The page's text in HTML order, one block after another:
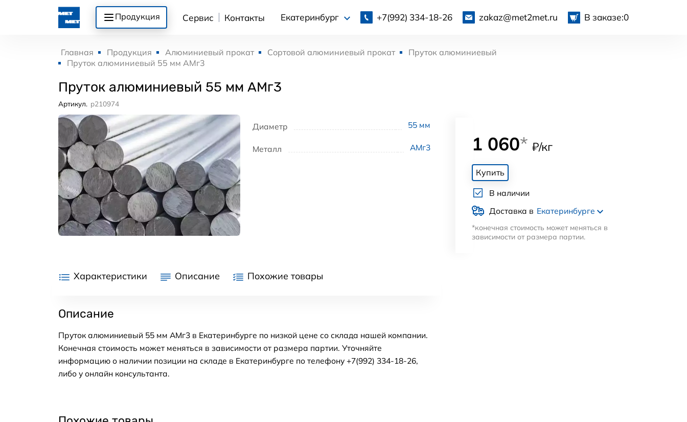
Продукция Сервис Контакты Екатеринбург +7(992) 334-18-26 zakaz@met2met.ru В заказе:0
Главная Продукция Алюминиевый прокат Сортовой алюминиевый прокат
Пруток алюминиевый
Пруток алюминиевый 55 мм АМг3
Пруток алюминиевый 55 мм АМг3
Артикул. p210974
Диаметр 55 мм
Металл АМг3 1 060* ₽/кг
Купить
В наличии
Доставка в Екатеринбурге
*конечная стоимость может меняться в
зависимости от размера партии.
Характеристики Описание Похожие товары
Описание
Пруток алюминиевый 55 мм АМг3 в Екатеринбурге по низкой цене со склада нашей компании.
Конечная стоимость может меняться в зависимости от размера партии. Уточняйте
информацию о наличии позиции на складе в Екатеринбурге по телефону +7(992) 334-18-26,
либо у онлайн консультанта.